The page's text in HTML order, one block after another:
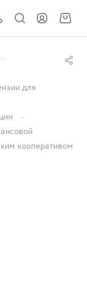
—
для
—
кооперативом